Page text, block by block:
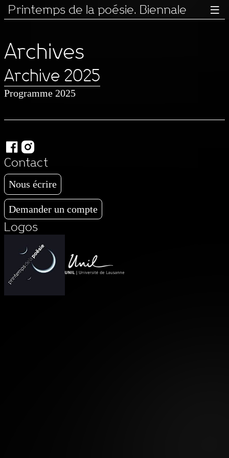
Printemps de la poésie. Biennale 
Archives
Archive 2025
Programme 2025
 
Contact
Nous écrire
Demander un compte
Logos